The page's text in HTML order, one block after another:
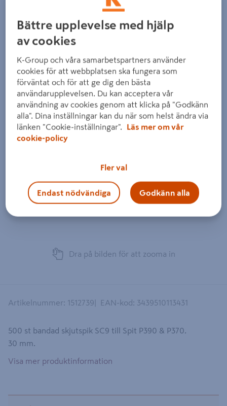
Detaljerad beskrivning finns i produktbeskrivningsområdet
Dra på bilden för att zooma in
Artikelnummer: 1512739 EAN-kod : 3439510113431
500 st bandad skjutspik SC9 till Spit P390 & P370.
30 mm.
Visa mer produktinformation
Bättre upplevelse med hjälp
av cookies
K-Group och våra samarbetspartners använder
cookies för att webbplatsen ska fungera som
förväntat och för att ge dig den bästa
användarupplevelsen. Du kan acceptera vår
användning av cookies genom att klicka på "Godkänn
alla". Dina inställningar kan du när som helst ändra via
länken "Cookie-inställningar".
Läs mer om vår
cookie-policy
Fler val
Endast nödvändiga Godkänn alla